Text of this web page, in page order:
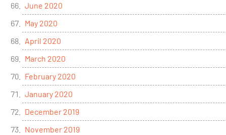
June 2020
May 2020
April 2020
March 2020
February 2020
January 2020
December 2019
November 2019